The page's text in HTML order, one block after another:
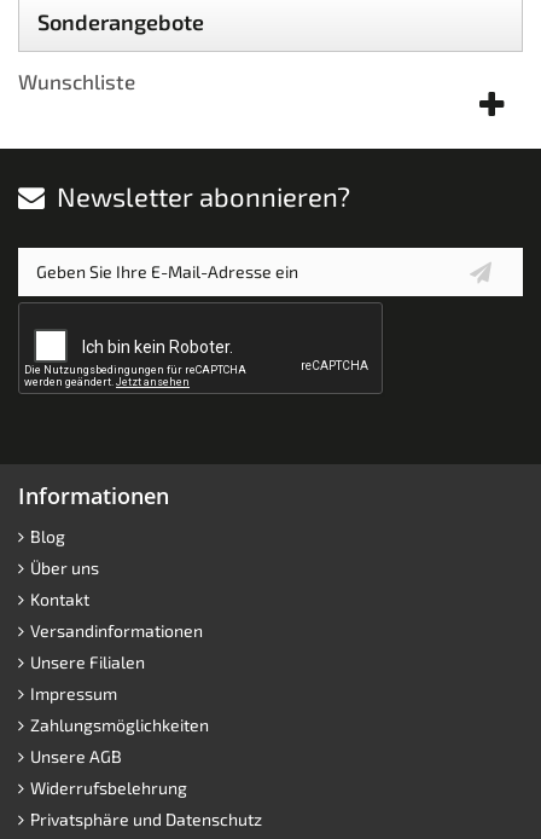
Sonderangebote
Wunschliste
Newsletter abonnieren?
Informationen
Blog
Über uns
Kontakt
Versandinformationen
Unsere Filialen
Impressum
Zahlungsmöglichkeiten
Unsere AGB
Widerrufsbelehrung
Privatsphäre und Datenschutz